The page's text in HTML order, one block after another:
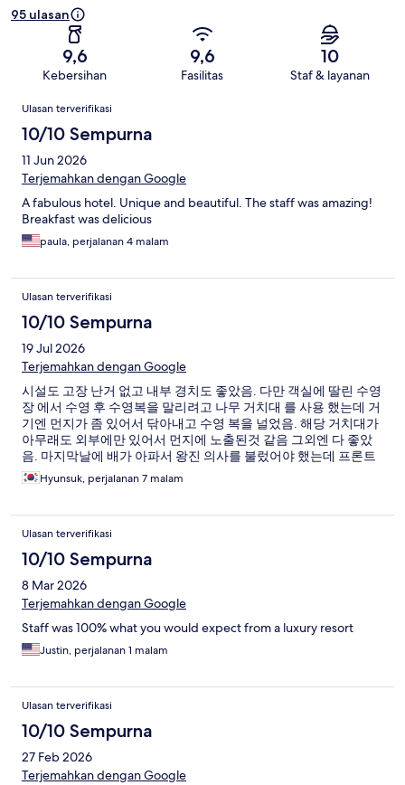
95 ulasan
9,6
Kebersihan
9,6
Fasilitas
10
Staf & layanan
Ulasan
Ulasan terverifikasi
10/10 Sempurna
11 Jun 2026
Terjemahkan dengan Google
A fabulous hotel. Unique and beautiful. The staff was amazing!
Breakfast was delicious
paula, perjalanan 4 malam
Ulasan terverifikasi
10/10 Sempurna
19 Jul 2026
Terjemahkan dengan Google
시설도 고장 난거 없고 내부 경치도 좋았음. 다만 객실에 딸린 수영
장 에서 수영 후 수영복을 말리려고 나무 거치대 를 사용 했는데 거
기엔 먼지가 좀 있어서 닦아내고 수영 복을 널었음. 해당 거치대가
아무래도 외부에만 있어서 먼지에 노출된것 같음 그외엔 다 좋았
음. 마지막날에 배가 아파서 왕진 의사를 불렀어야 했는데 프론트
에서 신속하게 불러주고 의료진의 왕복 이동비도 지원해줘서 감사
했음.
Hyunsuk, perjalanan 7 malam
Ulasan terverifikasi
10/10 Sempurna
8 Mar 2026
Terjemahkan dengan Google
Staff was 100% what you would expect from a luxury resort
Justin, perjalanan 1 malam
Ulasan terverifikasi
10/10 Sempurna
27 Feb 2026
Terjemahkan dengan Google